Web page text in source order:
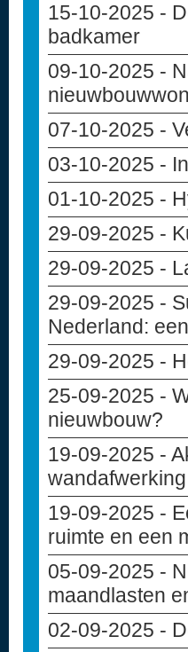
15-10-2025 -
badkamer
09-10-2025 -
07-10-2025 -
03-10-2025 -
01-10-2025 -
29-09-2025 -
29-09-2025 -
29-09-2025 -
Nederland:
29-09-2025 -
25-09-2025 -
nieuwbouw?
19-09-2025 -
19-09-2025 -
ruimte en een
05-09-2025 -
maandlasten
02-09-2025 -